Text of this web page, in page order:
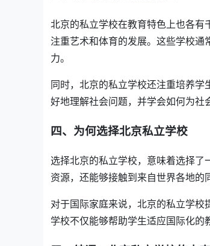
北京的私立学校在教育特色上也各
注重艺术和体育的发展。这些学校
力。
同时，北京的私立学校还注重培养
好地理解社会问题，并学会如何为社
四、为何选择北京私立学校
选择北京的私立学校，意味着选择
资源，还能够接触到来自世界各地的
对于国际家庭来说，北京的私立学
学校不仅能够帮助学生适应国际化的